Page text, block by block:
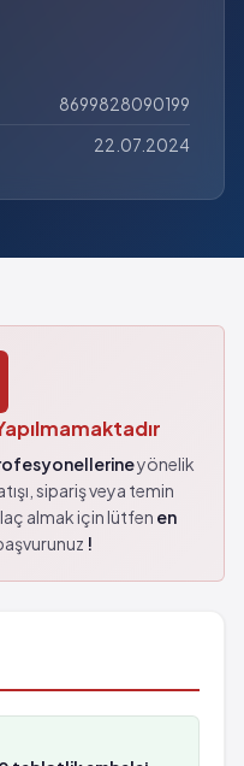
8699828090199
22.07.2024
yönelik
sipariş veya temin
almak için lütfen en
!